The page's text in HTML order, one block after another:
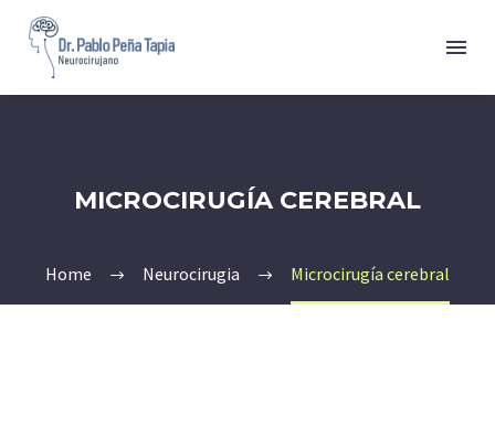
MICROCIRUGÍA CEREBRAL
Home Neurocirugia Microcirugía cerebral